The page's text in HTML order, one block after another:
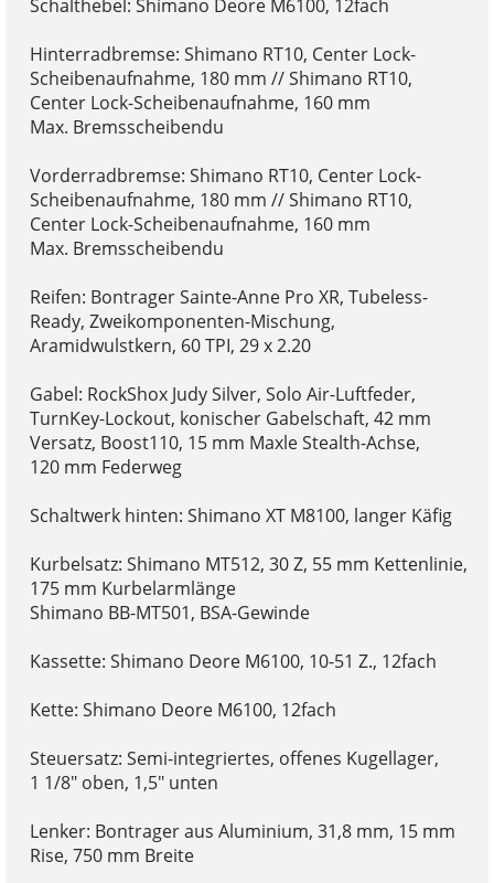
Schalthebel: Shimano Deore M6100, 12fach
Hinterradbremse: Shimano RT10, Center Lock-
Scheibenaufnahme, 180 mm // Shimano RT10,
Center Lock-Scheibenaufnahme, 160 mm
Max. Bremsscheibendu
Vorderradbremse: Shimano RT10, Center Lock-
Scheibenaufnahme, 180 mm // Shimano RT10,
Center Lock-Scheibenaufnahme, 160 mm
Max. Bremsscheibendu
Reifen: Bontrager Sainte-Anne Pro XR, Tubeless-
Ready, Zweikomponenten-Mischung,
Aramidwulstkern, 60 TPI, 29 x 2.20
Gabel: RockShox Judy Silver, Solo Air-Luftfeder,
TurnKey-Lockout, konischer Gabelschaft, 42 mm
Versatz, Boost110, 15 mm Maxle Stealth-Achse,
120 mm Federweg
Schaltwerk hinten: Shimano XT M8100, langer Käfig
Kurbelsatz: Shimano MT512, 30 Z, 55 mm Kettenlinie,
175 mm Kurbelarmlänge
Shimano BB-MT501, BSA-Gewinde
Kassette: Shimano Deore M6100, 10-51 Z., 12fach
Kette: Shimano Deore M6100, 12fach
Steuersatz: Semi-integriertes, offenes Kugellager,
1 1/8" oben, 1,5" unten
Lenker: Bontrager aus Aluminium, 31,8 mm, 15 mm
Rise, 750 mm Breite